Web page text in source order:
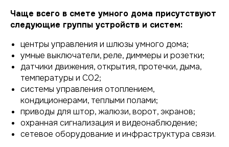
Чаще всего в смете умного дома присутствуют
следующие группы устройств и систем:
центры управления и шлюзы умного дома;
умные выключатели, реле, диммеры и розетки;
датчики движения, открытия, протечки, дыма,
температуры и CO2;
системы управления отоплением,
кондиционерами, теплыми полами;
приводы для штор, жалюзи, ворот, экранов;
охранная сигнализация и видеонаблюдение;
сетевое оборудование и инфраструктура связи.